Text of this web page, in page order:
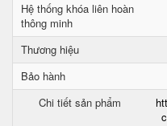
Hệ thống khóa liên hoàn
thông minh
Thương hiệu
Bảo hành
Chi tiết sản phẩm